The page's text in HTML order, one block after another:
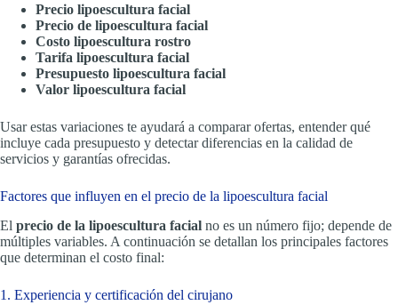
Precio lipoescultura facial
Precio de lipoescultura facial
Costo lipoescultura rostro
Tarifa lipoescultura facial
Presupuesto lipoescultura facial
Valor lipoescultura facial
Usar estas variaciones te ayudará a comparar ofertas, entender qué
incluye cada presupuesto y detectar diferencias en la calidad de
servicios y garantías ofrecidas.
Factores que influyen en el precio de la lipoescultura facial
El precio de la lipoescultura facial no es un número fijo; depende de
múltiples variables. A continuación se detallan los principales factores
que determinan el costo final:
1. Experiencia y certificación del cirujano